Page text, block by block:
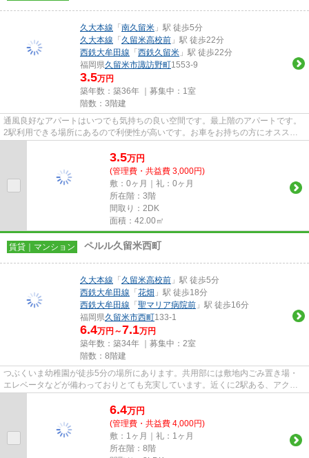
久大本線 「南久留米 」駅 徒歩5分
久大本線 「久留米高校前 」駅 徒歩22分
西鉄大牟田線 「西鉄久留米 」駅 徒歩22分
福岡県久留米市諏訪野町1553-9
3.5万円
築年数：築36年 ｜募集中： 1室
階数：3階建
通風良好なアパートはいつでも気持ちの良い空間です。最上階のアパートです。
2駅利用できる場所にあるので利便性が高いです。お車をお持ちの方にオススメ
の、自走式駐車場を利用できる...
3.5万円
(管理費・共益費 3,000円)
敷：0ヶ月｜礼：0ヶ月
所在階：3階
間取り：2DK
面積：42.00㎡
賃貸｜マンション ペルル久留米西町
久大本線 「久留米高校前 」駅 徒歩5分
西鉄大牟田線 「花畑 」駅 徒歩18分
西鉄大牟田線 「聖マリア病院前 」駅 徒歩16分
福岡県久留米市西町133-1
6.4万円～7.1万円
築年数：築34年 ｜募集中： 2室
階数：8階建
つぶくいま幼稚園が徒歩5分の場所にあります。共用部には敷地内ごみ置き場・
エレベータなどが備わっておりとても充実しています。近くに2駅ある、アクセ
スが良い物件です。こちらの物...
6.4万円
(管理費・共益費 4,000円)
敷：1ヶ月｜礼：1ヶ月
所在階：8階